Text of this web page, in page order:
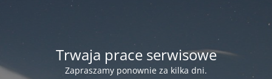
Trwaja prace serwisowe
Zapraszamy ponownie za kilka dni.